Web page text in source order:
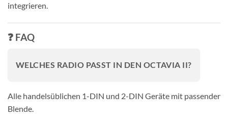
integrieren.
❓ FAQ
WELCHES RADIO PASST IN DEN OCTAVIA II?
Alle handelsüblichen 1-DIN und 2-DIN Geräte mit passender
Blende.